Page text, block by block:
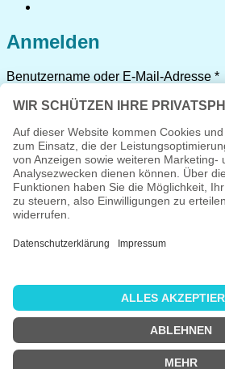
Anmelden
Benutzername oder E-Mail-Adresse *
Angemeldet bleiben Anmelden
Passwort vergessen?
Registrieren
Erforderlich
E-Mail-Adresse*
Passwort*Erforderlich
Ich habe dieDatenschutzerklärung
ihr zu.